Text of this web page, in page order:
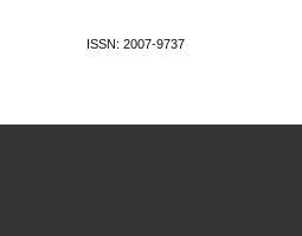
ISSN: 2007-9737